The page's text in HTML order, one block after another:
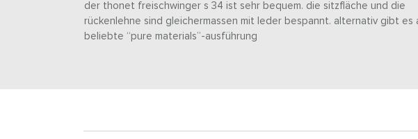
der thonet freischwinger s 34 ist sehr bequem. die sitzfläche und die
rückenlehne sind gleichermassen mit leder bespannt. alternativ gibt es
beliebte “pure materials”-ausführung